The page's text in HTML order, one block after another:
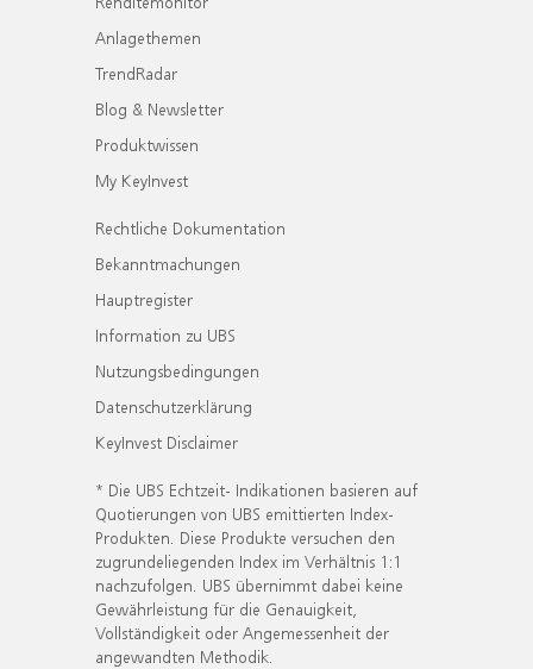
Anlagethemen
TrendRadar
Blog & Newsletter
Produktwissen
My KeyInvest
Rechtliche Dokumentation
Bekanntmachungen
Hauptregister
Information zu UBS
Nutzungsbedingungen
Datenschutzerklärung
KeyInvest Disclaimer
* Die UBS Echtzeit- Indikationen basieren auf
Quotierungen von UBS emittierten Index-
Produkten. Diese Produkte versuchen den
zugrundeliegenden Index im Verhältnis 1:1
nachzufolgen. UBS übernimmt dabei keine
Gewährleistung für die Genauigkeit,
Vollständigkeit oder Angemessenheit der
angewandten Methodik.